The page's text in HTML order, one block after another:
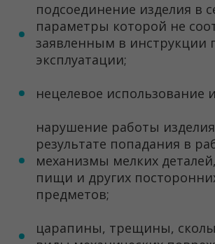
подсоединение изделия в
параметры которой не
заявленным в инструкции
эксплуатации;
нецелевое использование
нарушение работы
результате попадания в
механизмы мелких
пищи и других
предметов;
царапины, трещины,